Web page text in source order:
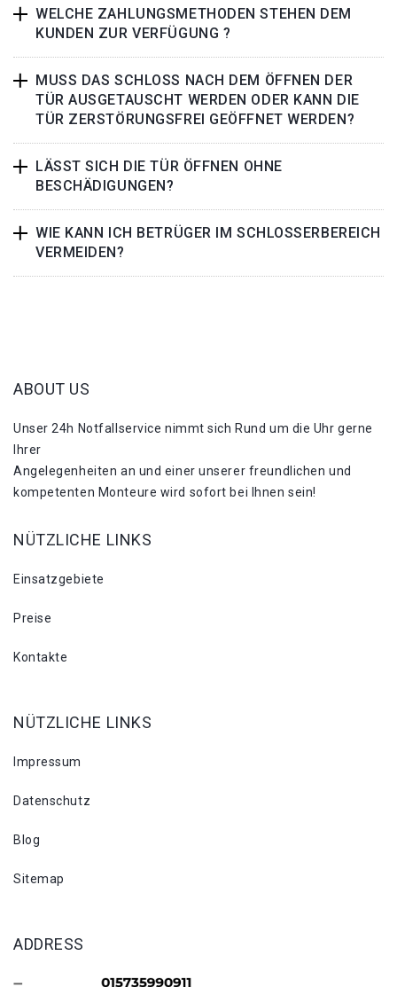
WELCHE ZAHLUNGSMETHODEN STEHEN DEM
KUNDEN ZUR VERFÜGUNG ?
MUSS DAS SCHLOSS NACH DEM ÖFFNEN DER
TÜR AUSGETAUSCHT WERDEN ODER KANN DIE
TÜR ZERSTÖRUNGSFREI GEÖFFNET WERDEN?
LÄSST SICH DIE TÜR ÖFFNEN OHNE
BESCHÄDIGUNGEN?
WIE KANN ICH BETRÜGER IM SCHLOSSERBEREICH
VERMEIDEN?
ABOUT US
Unser 24h Notfallservice nimmt sich Rund um die Uhr gerne
Ihrer
Angelegenheiten an und einer unserer freundlichen und
kompetenten Monteure wird sofort bei Ihnen sein!
NÜTZLICHE LINKS
Einsatzgebiete
Preise
Kontakte
NÜTZLICHE LINKS
Impressum
Datenschutz
Blog
Sitemap
ADDRESS